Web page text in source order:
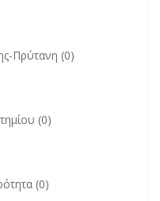
Πρύτανη (0)
(0)
(0)